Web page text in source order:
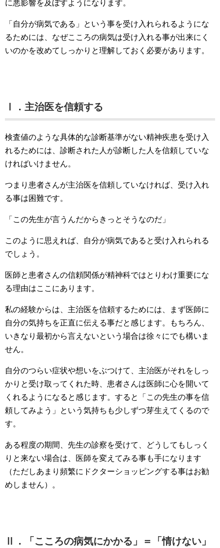
に悪影響を及ぼすようになります。
「自分が病気である」という事を受け入れられるようにな
るためには、なぜこころの病気は受け入れる事が出来にく
いのかを改めてしっかりと理解しておく必要があります。
Ⅰ．主治医を信頼する
検査値のような具体的な診断基準がない精神疾患を受け入
れるためには、診断された人が診断した人を信頼していな
ければいけません。
つまり患者さんが主治医を信頼していなければ、受け入れ
る事は困難です。
「この先生が言うんだからきっとそうなのだ」
このように思えれば、自分が病気であると受け入れられる
でしょう。
医師と患者さんの信頼関係が精神科ではとりわけ重要にな
る理由はここにあります。
私の経験からは、主治医を信頼するためには、まず医師に
自分の気持ちを正直に伝える事だと感じます。もちろん、
いきなり最初から言えないという場合は徐々にでも構いま
せん。
自分のつらい症状や想いをぶつけて、主治医がそれをしっ
かりと受け取ってくれた時、患者さんは医師に心を開いて
くれるようになると感じます。すると「この先生の事を信
頼してみよう」という気持ちも少しずつ芽生えてくるので
す。
ある程度の期間、先生の診察を受けて、どうしてもしっく
りと来ない場合は、医師を変えてみる事も手になります
（ただしあまり頻繁にドクターショッピングする事はお勧
めしません）。
Ⅱ．「こころの病気にかかる」＝「情けない」